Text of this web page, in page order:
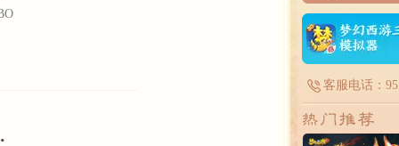
客服电话：
胆战心惊！